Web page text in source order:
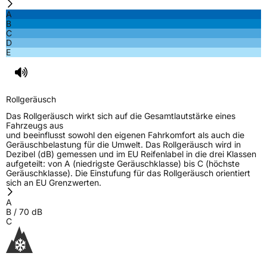
A
B
C
D
E
Rollgeräusch
Das Rollgeräusch wirkt sich auf die Gesamtlautstärke eines
Fahrzeugs aus
und beeinflusst sowohl den eigenen Fahrkomfort als auch die
Geräuschbelastung für die Umwelt. Das Rollgeräusch wird in
Dezibel (dB) gemessen und im EU Reifenlabel in die drei Klassen
aufgeteilt: von A (niedrigste Geräuschklasse) bis C (höchste
Geräuschklasse). Die Einstufung für das Rollgeräusch orientiert
sich an EU Grenzwerten.
A
B / 70 dB
C